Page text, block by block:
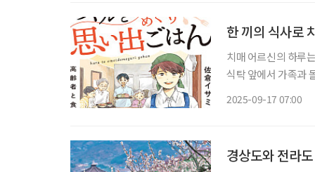
한 끼의 식사로
치매 어르신의 하루
식탁 앞에서 가족과
2025-09-17 07:00
경상도와 전라